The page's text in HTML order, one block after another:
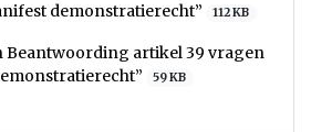
demonstratierecht”
112 KB
Beantwoording artikel 39 vragen
59 KB